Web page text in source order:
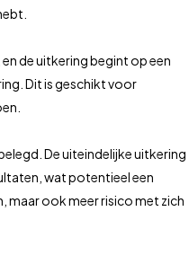
de uitkering begint op een
Dit is geschikt voor
De uiteindelijke uitkering
wat potentieel een
maar ook meer risico met zich